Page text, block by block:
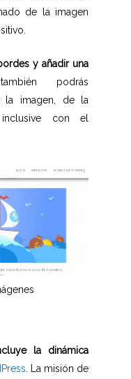
de la imagen
y añadir una
podrás
la imagen, de la
con el
la dinámica
. La misión de